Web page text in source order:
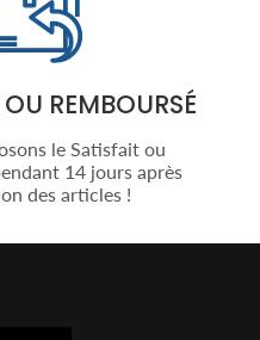
REMBOURSÉ
le Satisfait ou
14 jours après
des articles !